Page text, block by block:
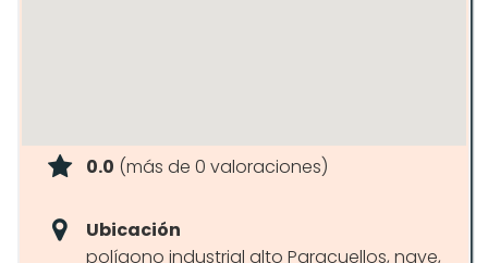
0.0 (más de 0 valoraciones)
Ubicación
polígono industrial alto Paracuellos, nave,